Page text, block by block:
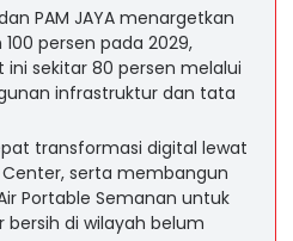
PAM JAYA menargetkan
persen pada 2029,
sekitar 80 persen melalui
infrastruktur dan tata
transformasi digital lewat
Center, serta membangun
Portable Semanan untuk
bersih di wilayah belum